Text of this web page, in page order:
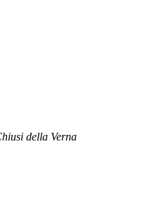
della Verna